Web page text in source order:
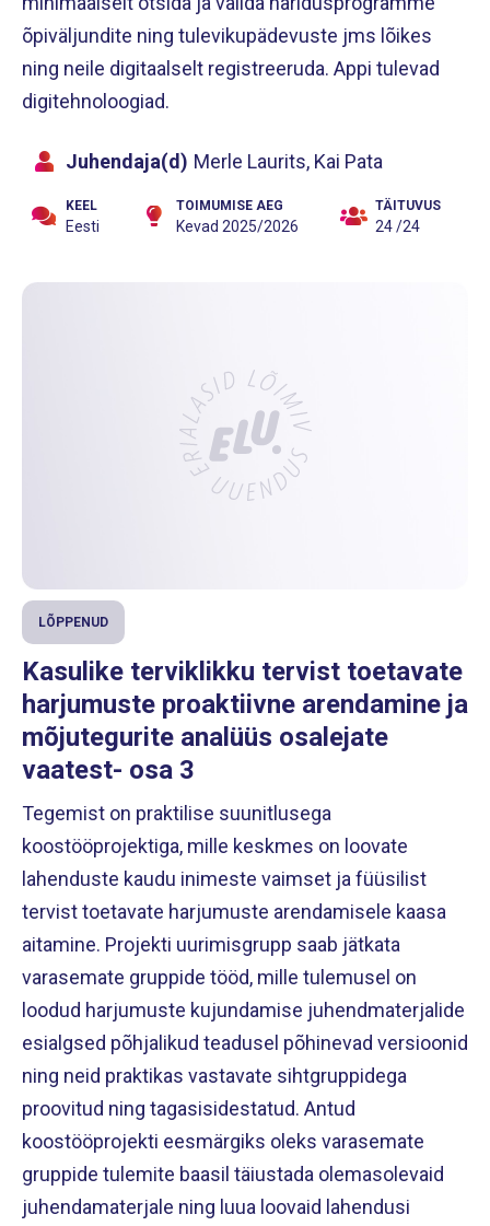
õpiväljundite ning tulevikupädevuste jms lõikes
ning neile digitaalselt registreeruda. Appi tulevad
digitehnoloogiad.
Juhendaja(d) Merle Laurits, Kai Pata
KEEL
Eesti
TOIMUMISE AEG
Kevad 2025/2026
TÄITUVUS
24 /24
LÕPPENUD
Kasulike terviklikku tervist toetavate
harjumuste proaktiivne arendamine ja
mõjutegurite analüüs osalejate
vaatest- osa 3
Tegemist on praktilise suunitlusega
koostööprojektiga, mille keskmes on loovate
lahenduste kaudu inimeste vaimset ja füüsilist
tervist toetavate harjumuste arendamisele kaasa
aitamine. Projekti uurimisgrupp saab jätkata
varasemate gruppide tööd, mille tulemusel on
loodud harjumuste kujundamise juhendmaterjalide
esialgsed põhjalikud teadusel põhinevad versioonid
ning neid praktikas vastavate sihtgruppidega
proovitud ning tagasisidestatud. Antud
koostööprojekti eesmärgiks oleks varasemate
gruppide tulemite baasil täiustada olemasolevaid
juhendamaterjale ning luua loovaid lahendusi